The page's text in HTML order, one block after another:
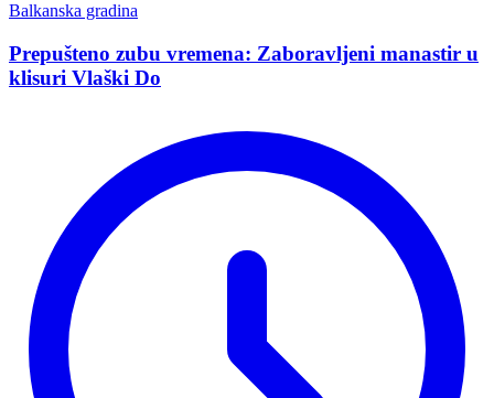
Balkanska gradina
Prepušteno zubu vremena: Zaboravljeni manastir u
klisuri Vlaški Do